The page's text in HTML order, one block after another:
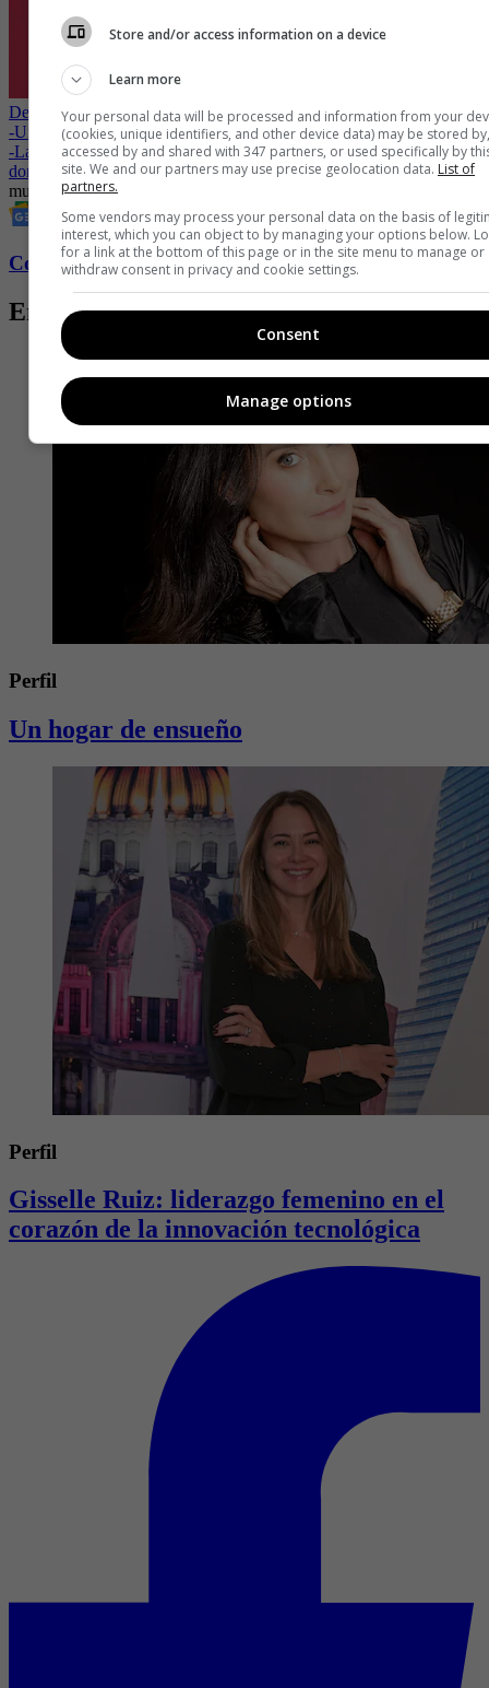
Detrás de Los ecos de Jude: Joana Marcús y el origen de su historia
-Un desayuno para celebrar a mujeres que transforman el mundo
-Las reinas de TikTok: Las mujeres con más seguidores que
dominan la plataforma
mujer
Mujeres
Conozca más de Fucsia aquí
Entradas relacionadas
Perfil
Un hogar de ensueño
Perfil
Gisselle Ruiz: liderazgo femenino en el
corazón de la innovación tecnológica
Store and/or access information on a device
Learn more
Your personal data will be processed and information from your
(cookies, unique identifiers, and other device data) may be stored by,
accessed by and shared with 347 partners, or used specifically by
site. We and our partners may use precise geolocation data. List of
partners.
Some vendors may process your personal data on the basis of
interest, which you can object to by managing your options below.
for a link at the bottom of this page or in the site menu to manage or
withdraw consent in privacy and cookie settings.
Consent
Manage options